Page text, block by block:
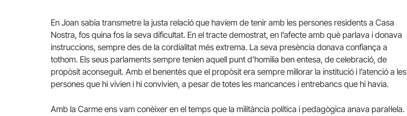
En Joan sabia transmetre la justa relació que havíem de tenir amb les persones residents a Casa
Nostra, fos quina fos la seva dificultat. En el tracte demostrat, en l’afecte amb què parlava i donava
instruccions, sempre des de la cordialitat més extrema. La seva presència donava confiança a
tothom. Els seus parlaments sempre tenien aquell punt d’homilia ben entesa, de celebració, de
propòsit aconseguit. Amb el benentès que el propòsit era sempre millorar la institució i l’atenció a les
persones que hi vivien i hi convivien, a pesar de totes les mancances i entrebancs que hi havia.
Amb la Carme ens vam conèixer en el temps que la militància política i pedagògica anava paral·lela.